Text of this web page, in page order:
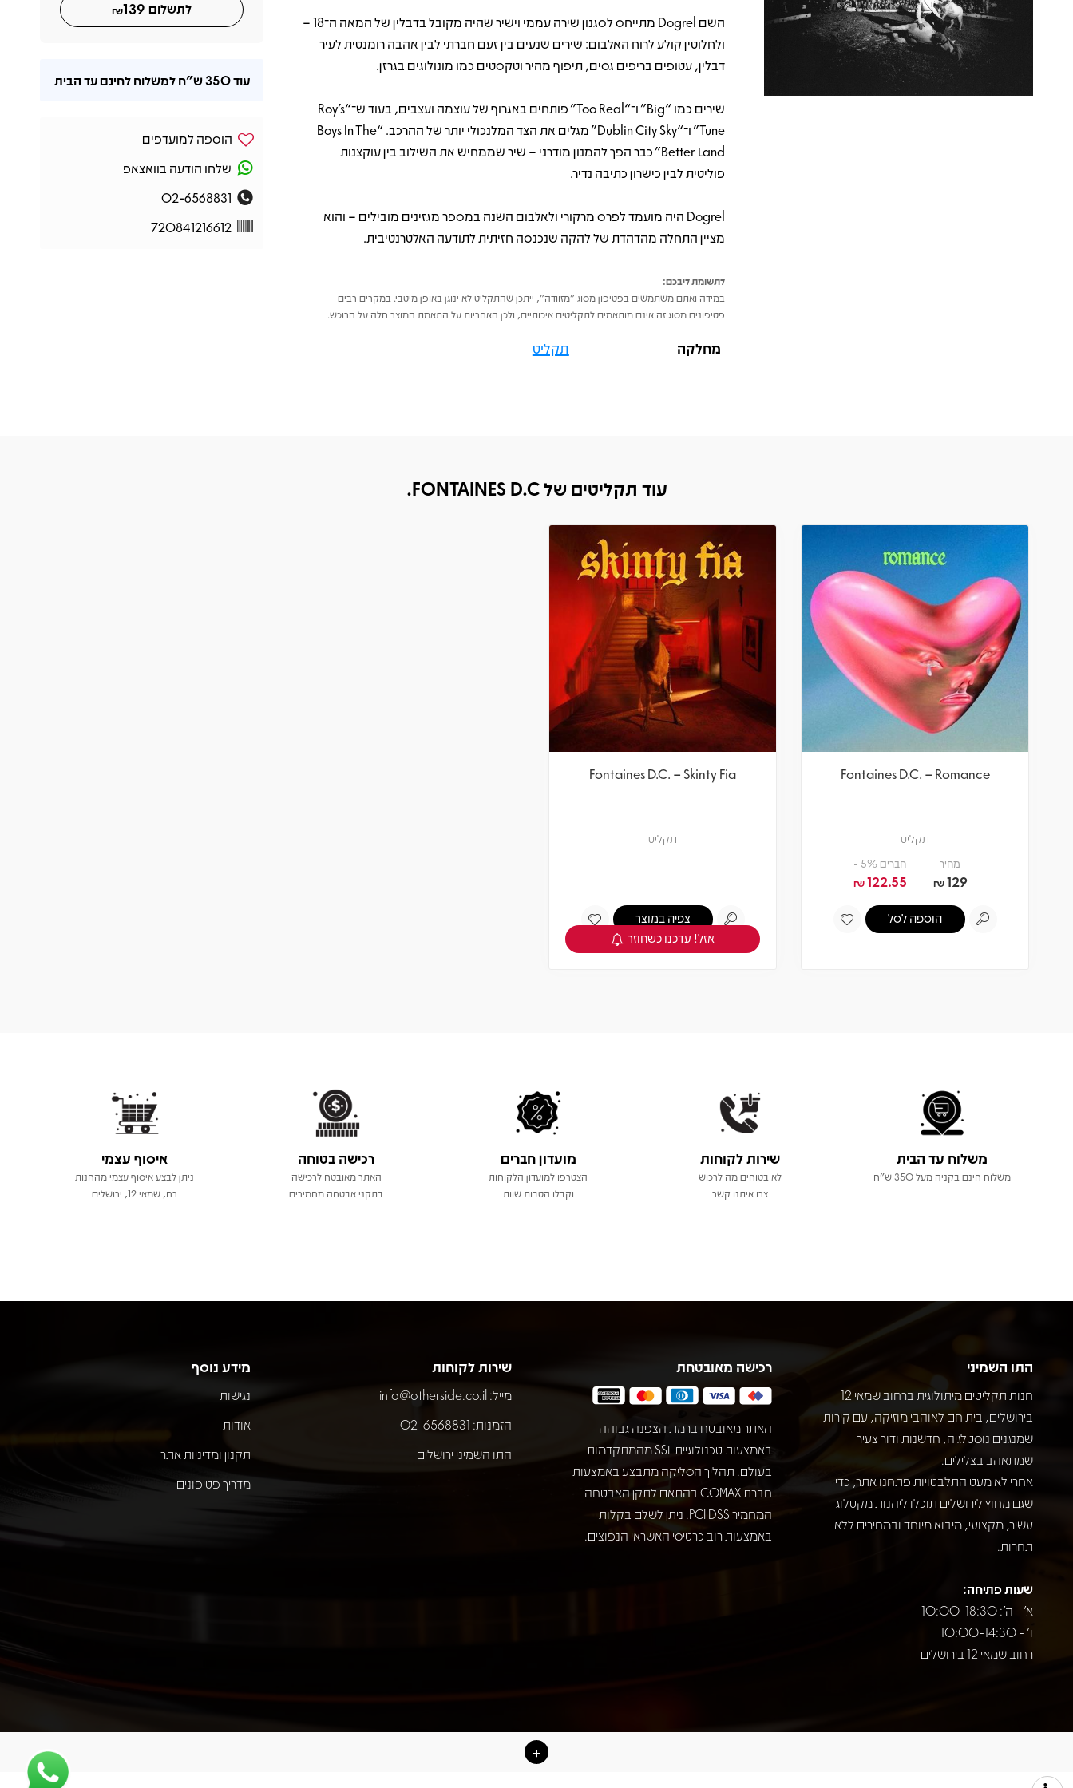
השם Dogrel מתייחס לסגנון שירה עממי וישיר שהיה מקובל בדבלין של המאה ה־18 –
ולחלוטין קולע לרוח האלבום: שירים שנעים בין זעם חברתי לבין אהבה רומנטית לעיר
דבלין, עטופים בריפים גסים, תיפוף מהיר וטקסטים כמו מונולוגים בגרזן.
שירים כמו “Big” ו־“Too Real” פותחים באגרוף של עוצמה ועצבים, בעוד ש־“Roy’s
Tune” ו־“Dublin City Sky” מגלים את הצד המלנכולי יותר של ההרכב. “Boys In The
Better Land” כבר הפך להמנון מודרני – שיר שממחיש את השילוב בין עוקצנות
פוליטית לבין כישרון כתיבה נדיר.
Dogrel היה מועמד לפרס מרקורי ולאלבום השנה במספר מגזינים מובילים – והוא
מציין התחלה מהדהדת של להקה שנכנסה חזיתית לתודעה האלטרנטיבית.
לתשומת ליבכם:
במידה ואתם משתמשים בפטיפון מסוג "מזוודה", ייתכן שהתקליט לא ינוגן באופן מיטבי. במקרים רבים
פטיפונים מסוג זה אינם מותאמים לתקליטים איכותיים, ולכן האחריות על התאמת המוצר חלה על הרוכש.
מחלקה תקליט
לתשלום 139
₪
עוד350 ש"ח למשלוח לחינם עד הבית
הוספה למועדפים
שלחו הודעה בוואצאפ
02-6568831
720841216612
עוד תקליטים של FONTAINES D.C.
Fontaines D.C. – Romance
תקליט
מחיר
129
₪
חברים 5% -
122.55
₪
הוספה לסל
Fontaines D.C. – Skinty Fia
תקליט
צפיה במוצר
אזל! עדכנו כשחוזר
משלוח עד הבית
משלוח חינם בקניה מעל 350 ש"ח
שירות לקוחות
לא בטוחים מה לרכוש
צרו איתנו קשר
מועדון חברים
הצטרפו למועדון הלקוחות
וקבלו הטבות שוות
רכישה בטוחה
האתר מאובטח לרכישה
בתקני אבטחה מחמירים
איסוף עצמי
ניתן לבצע איסוף עצמי מהחנות
רח, שמאי 12, ירושלים
התו השמיני
חנות תקליטים מיתולוגית ברחוב שמאי 12
בירושלים, בית חם לאוהבי מוזיקה, עם קירות
שמנגנים נוסטלגיה, חדשנות ודור צעיר
שמתאהב בצלילים.
אחרי לא מעט התלבטויות פתחנו אתר, כדי
שגם מחוץ לירושלים תוכלו ליהנות מקטלוג
עשיר, מקצועי, מיבוא מיוחד ובמחירים ללא
תחרות.
שעות פתיחה:
א' - ה': 10:00-18:30
ו' - 10:00-14:30
רחוב שמאי 12 בירושלים
רכישה מאובטחת
האתר מאובטח ברמת הצפנה גבוהה
באמצעות טכנולוגיית SSL מהמתקדמות
בעולם. תהליך הסליקה מתבצע באמצעות
חברת COMAX בהתאם לתקן האבטחה
המחמיר PCI DSS. ניתן לשלם בקלות
באמצעות רוב כרטיסי האשראי הנפוצים.
שירות לקוחות
מייל: info@otherside.co.il
הזמנות: 02-6568831
התו השמיני ירושלים
מידע נוסף
נגישות
אודות
תקנון ומדיניות אתר
מדריך פטיפונים